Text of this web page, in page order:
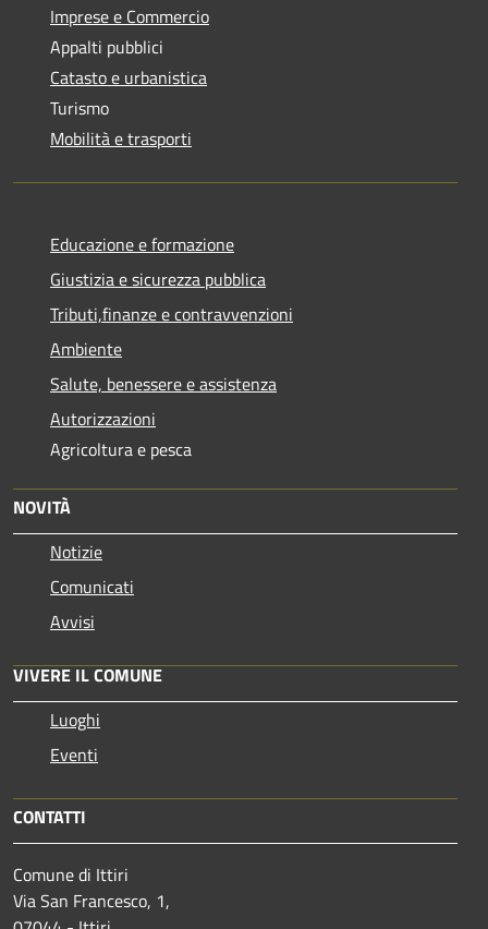
Imprese e Commercio
Appalti pubblici
Catasto e urbanistica
Turismo
Mobilità e trasporti
Educazione e formazione
Giustizia e sicurezza pubblica
Tributi,finanze e contravvenzioni
Ambiente
Salute, benessere e assistenza
Autorizzazioni
Agricoltura e pesca
NOVITÀ
Notizie
Comunicati
Avvisi
VIVERE IL COMUNE
Luoghi
Eventi
CONTATTI
Comune di Ittiri
Via San Francesco, 1,